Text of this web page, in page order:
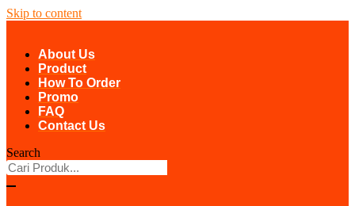
Skip to content
About Us
Product
How To Order
Promo
FAQ
Contact Us
Search